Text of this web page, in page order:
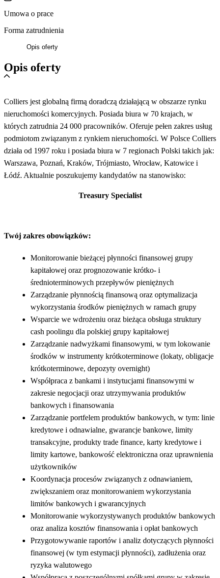
Umowa o prace
Forma zatrudnienia
Opis oferty
Opis oferty
Colliers jest globalną firmą doradczą działającą w obszarze rynku
nieruchomości komercyjnych. Posiada biura w 70 krajach, w
których zatrudnia 24 000 pracowników. Oferuje pełen zakres usług
podmiotom związanym z rynkiem nieruchomości. W Polsce Colliers
działa od 1997 roku i posiada biura w 7 regionach Polski takich jak:
Warszawa, Poznań, Kraków, Trójmiasto, Wrocław, Katowice i
Łódź. Aktualnie poszukujemy kandydatów na stanowisko:
Treasury Specialist
Twój zakres obowiązków:
Monitorowanie bieżącej płynności finansowej grupy
kapitałowej oraz prognozowanie krótko- i
średnioterminowych przepływów pieniężnych
Zarządzanie płynnością finansową oraz optymalizacja
wykorzystania środków pieniężnych w ramach grupy
Wsparcie we wdrożeniu oraz bieżąca obsługa struktury
cash poolingu dla polskiej grupy kapitałowej
Zarządzanie nadwyżkami finansowymi, w tym lokowanie
środków w instrumenty krótkoterminowe (lokaty, obligacje
krótkoterminowe, depozyty overnight)
Współpraca z bankami i instytucjami finansowymi w
zakresie negocjacji oraz utrzymywania produktów
bankowych i finansowania
Zarządzanie portfelem produktów bankowych, w tym: linie
kredytowe i odnawialne, gwarancje bankowe, limity
transakcyjne, produkty trade finance, karty kredytowe i
limity kartowe, bankowość elektroniczna oraz uprawnienia
użytkowników
Koordynacja procesów związanych z odnawianiem,
zwiększaniem oraz monitorowaniem wykorzystania
limitów bankowych i gwarancyjnych
Monitorowanie wykorzystywanych produktów bankowych
oraz analiza kosztów finansowania i opłat bankowych
Przygotowywanie raportów i analiz dotyczących płynności
finansowej (w tym estymacji płynności), zadłużenia oraz
ryzyka walutowego